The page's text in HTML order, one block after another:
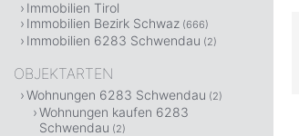
Immobilien Tirol
Immobilien Bezirk Schwaz (666)
Immobilien 6283 Schwendau (2)
OBJEKTARTEN
Wohnungen 6283 Schwendau (2)
Wohnungen kaufen 6283
Schwendau (2)